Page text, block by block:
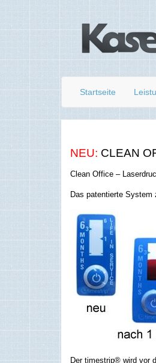
Startseite
NEU: CLEAN
Clean Office –
Das patentierte System
Der timestrip® wird vor